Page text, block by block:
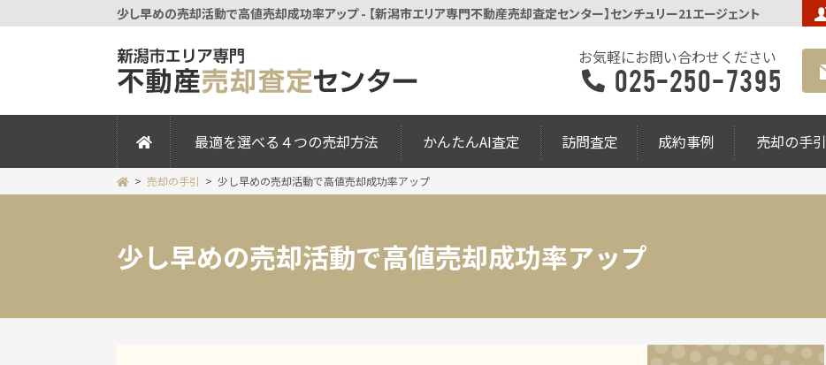
少し早めの売却活動で高値売却成功率アップ - 【新潟市エリア専門不動産売却査定センター】センチュリー21エージェント
お気軽にお問い合わせください
025-250-7395
最適を選べる４つの売却方法 かんたんAI査定 訪問査定 成約事例 売却の手引
売却の手引 少し早めの売却活動で高値売却成功率アップ
少し早めの売却活動で高値売却成功率アップ